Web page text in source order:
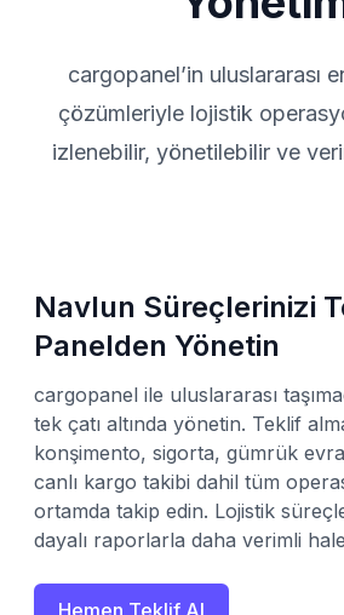
cargopanel’in uluslararası
çözümleriyle lojistik
izlenebilir, yönetilebilir ve
Navlun Süreçlerinizi
Panelden Yönetin
cargopanel ile uluslararası
tek çatı altında yönetin. Teklif
konşimento, sigorta, gümrük
canlı kargo takibi dahil tüm
ortamda takip edin. Lojistik
dayalı raporlarla daha verimli
Hemen Teklif Al